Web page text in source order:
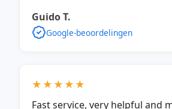
Guido T.
Google-beoordelingen
★★★★★
Fast service, very helpful and